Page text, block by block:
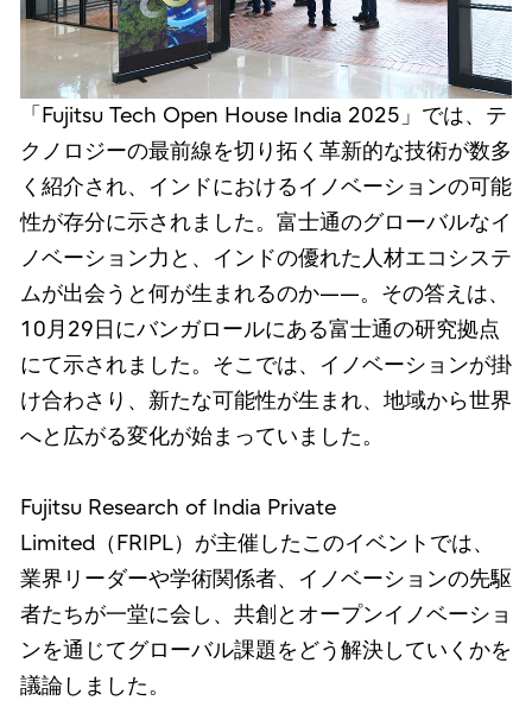
「Fujitsu Tech Open House India 2025」では、テ
クノロジーの最前線を切り拓く革新的な技術が数多
く紹介され、インドにおけるイノベーションの可能
性が存分に示されました。富士通のグローバルなイ
ノベーション力と、インドの優れた人材エコシステ
ムが出会うと何が生まれるのか——。その答えは、
10月29日にバンガロールにある富士通の研究拠点
にて示されました。そこでは、イノベーションが掛
け合わさり、新たな可能性が生まれ、地域から世界
へと広がる変化が始まっていました。
Fujitsu Research of India Private
Limited（FRIPL）が主催したこのイベントでは、
業界リーダーや学術関係者、イノベーションの先駆
者たちが一堂に会し、共創とオープンイノベーショ
ンを通じてグローバル課題をどう解決していくかを
議論しました。